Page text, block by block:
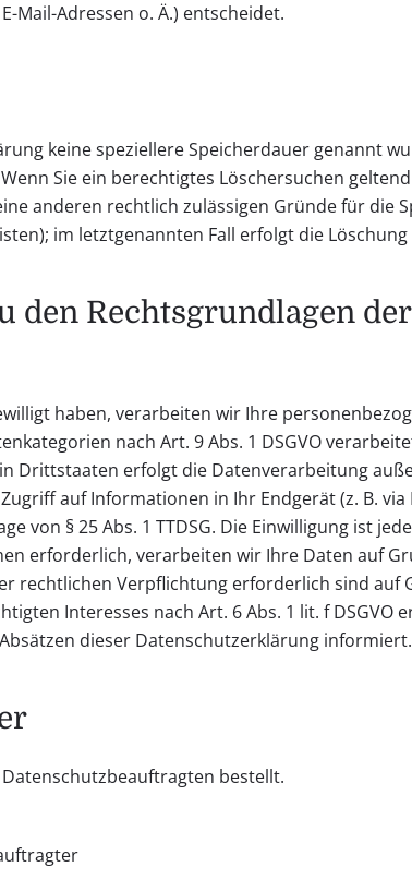
Mail-Adressen o. Ä.) entscheidet.
keine speziellere Speicherdauer genannt
Sie ein berechtigtes Löschersuchen
anderen rechtlich zulässigen Gründe für die
im letztgenannten Fall erfolgt die
den Rechtsgrundlagen
haben, verarbeiten wir Ihre
nach Art. 9 Abs. 1 DSGVO
Drittstaaten erfolgt die Datenverarbeitung
auf Informationen in Ihr Endgerät (z. B.
von § 25 Abs. 1 TTDSG. Die Einwilligung ist
erforderlich, verarbeiten wir Ihre Daten auf
rechtlichen Verpflichtung erforderlich sind auf
Interesses nach Art. 6 Abs. 1 lit. f DSGVO
dieser Datenschutzerklärung informiert.
bestellt.